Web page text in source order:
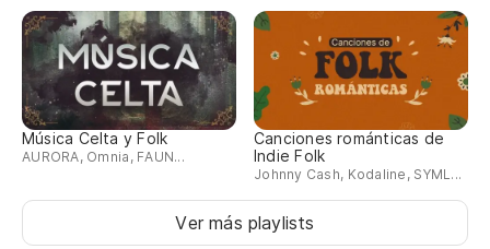
Música Celta y Folk
AURORA, Omnia, FAUN...
Canciones románticas de
Indie Folk
Johnny Cash, Kodaline, SYML...
Ver más playlists